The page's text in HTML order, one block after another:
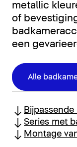
metallic
of
een
Alle
Series met
Montage